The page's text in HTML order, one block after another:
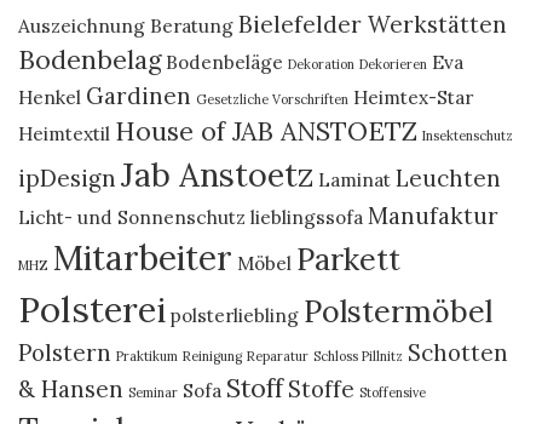
Auszeichnung Beratung Bielefelder Werkstätten
Bodenbelag Bodenbeläge Dekoration Dekorieren Eva
Henkel Gardinen Gesetzliche Vorschriften Heimtex-Star
Heimtextil House of JAB ANSTOETZ Insektenschutz
ipDesign Jab Anstoetz Laminat Leuchten
Licht- und Sonnenschutz lieblingssofa Manufaktur
MHZ Mitarbeiter Möbel Parkett
Polsterei polsterliebling Polstermöbel
Polstern Praktikum Reinigung Reparatur Schloss Pillnitz Schotten
& Hansen Seminar Sofa Stoff Stoffe Stoffensive